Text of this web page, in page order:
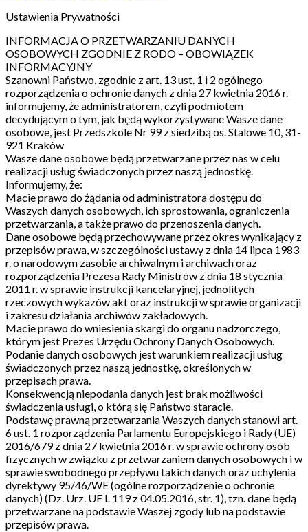
Ustawienia Prywatności
INFORMACJA O PRZETWARZANIU DANYCH
OSOBOWYCH ZGODNIE Z RODO – OBOWIĄZEK
INFORMACYJNY
Szanowni Państwo, zgodnie z art. 13 ust. 1 i 2 ogólnego
rozporządzenia o ochronie danych z dnia 27 kwietnia 2016 r.
informujemy, że administratorem, czyli podmiotem
decydującym o tym, jak będą wykorzystywane Wasze dane
osobowe, jest Przedszkole Nr 99 z siedzibą os. Stalowe 10, 31-
921 Kraków
Wasze dane osobowe będą przetwarzane przez nas w celu
realizacji usług świadczonych przez naszą jednostkę.
Informujemy, że:
Macie prawo do żądania od administratora dostępu do
Waszych danych osobowych, ich sprostowania, ograniczenia
przetwarzania, a także prawo do przenoszenia danych.
Dane osobowe będą przechowywane przez okres wynikający z
przepisów prawa, w szczególności ustawy z dnia 14 lipca 1983
r. o narodowym zasobie archiwalnym i archiwach oraz
rozporządzenia Prezesa Rady Ministrów z dnia 18 stycznia
2011 r. w sprawie instrukcji kancelaryjnej, jednolitych
rzeczowych wykazów akt oraz instrukcji w sprawie organizacji
i zakresu działania archiwów zakładowych.
Macie prawo do wniesienia skargi do organu nadzorczego,
którym jest Prezes Urzędu Ochrony Danych Osobowych.
Podanie danych osobowych jest warunkiem realizacji usług
świadczonych przez naszą jednostkę, określonych w
przepisach prawa.
Konsekwencją niepodania danych jest brak możliwości
świadczenia usługi, o którą się Państwo staracie.
Podstawę prawną przetwarzania Waszych danych stanowi art.
6 ust. 1 rozporządzenia Parlamentu Europejskiego i Rady (UE)
2016/679 z dnia 27 kwietnia 2016 r. w sprawie ochrony osób
fizycznych w związku z przetwarzaniem danych osobowych i w
sprawie swobodnego przepływu takich danych oraz uchylenia
dyrektywy 95/46/WE (ogólne rozporządzenie o ochronie
danych) (Dz. Urz. UE L 119 z 04.05.2016, str. 1), tzn. dane będą
przetwarzane na podstawie Waszej zgody lub na podstawie
przepisów prawa.